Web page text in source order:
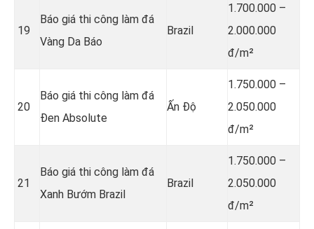
19
Báo giá thi công làm đá
Vàng Da Báo
Brazil
1.700.000 –
2.000.000
đ/m²
20
Báo giá thi công làm đá
Đen Absolute
Ấn Độ
1.750.000 –
2.050.000
đ/m²
21
Báo giá thi công làm đá
Xanh Bướm Brazil
Brazil
1.750.000 –
2.050.000
đ/m²